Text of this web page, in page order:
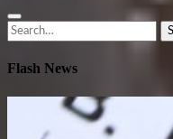
Search
for:
Search
Flash News